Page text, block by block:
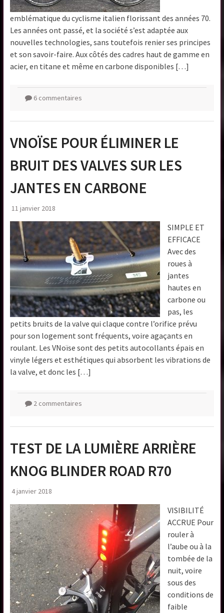
emblématique du cyclisme italien florissant des années 70.
Les années ont passé, et la société s’est adaptée aux
nouvelles technologies, sans toutefois renier ses principes
et son savoir-faire. Aux côtés des cadres haut de gamme en
acier, en titane et même en carbone disponibles […]
6 commentaires
VNOÏSE POUR ÉLIMINER LE
BRUIT DES VALVES SUR LES
JANTES EN CARBONE
11 janvier 2018
SIMPLE ET
EFFICACE
Avec des
roues à
jantes
hautes en
carbone ou
pas, les
petits bruits de la valve qui claque contre l’orifice prévu
pour son logement sont fréquents, voire agaçants en
roulant. Les VNoïse sont des petits autocollants épais en
vinyle légers et esthétiques qui absorbent les vibrations de
la valve, et donc les […]
2 commentaires
TEST DE LA LUMIÈRE ARRIÈRE
KNOG BLINDER ROAD R70
4 janvier 2018
VISIBILITÉ
ACCRUE Pour
rouler à
l’aube ou à la
tombée de la
nuit, voire
sous des
conditions de
faible